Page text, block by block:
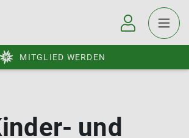
MITGLIED WERDEN
und